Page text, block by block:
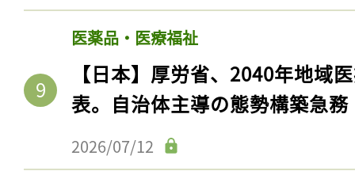
医薬品・医療福祉
【日本】厚労省、2040年地域
表。自治体主導の態勢構築急務
2026/07/12